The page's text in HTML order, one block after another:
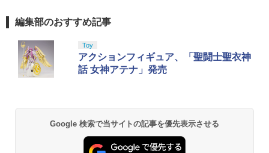
編集部のおすすめ記事
Toy
アクションフィギュア、「聖闘士聖衣神
話 女神アテナ」発売
Google 検索で当サイトの記事を優先表示させる